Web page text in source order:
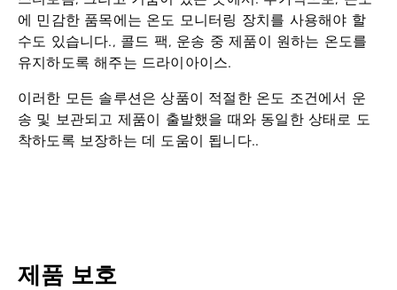
에 민감한 품목에는 온도 모니터링 장치를 사용해야 할
수도 있습니다., 콜드 팩, 운송 중 제품이 원하는 온도를
유지하도록 해주는 드라이아이스.
이러한 모든 솔루션은 상품이 적절한 온도 조건에서 운
송 및 보관되고 제품이 출발했을 때와 동일한 상태로 도
착하도록 보장하는 데 도움이 됩니다..
제품 보호